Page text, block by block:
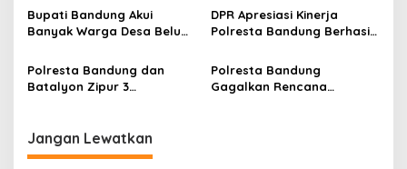
Siap Tampung Dua Ribu
Siswa
Masyarakat Soal
Kekeringan
Bupati Bandung Akui
Banyak Warga Desa Belum
Koperasi Merah Putih
DPR Apresiasi Kinerja
Polresta Bandung Berhasil
Perkara dan Sita Jutaan
Narkoba
Polresta Bandung dan
Batalyon Zipur 3
Kondusifitas Wilayah
Polresta Bandung
Gagalkan Rencana
Jangan Lewatkan